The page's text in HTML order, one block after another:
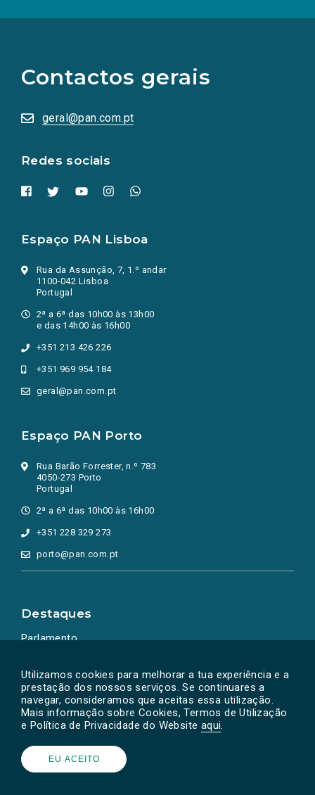
Utilizamos cookies para melhorar a tua experiência e a
prestação dos nossos serviços. Se continuares a
navegar, consideramos que aceitas essa utilização.
Mais informação sobre Cookies, Termos de Utilização
e Política de Privacidade do Website aqui.
EU ACEITO
Contactos gerais
geral@pan.com.pt
Redes sociais
redes
sociais
numa
nova
Espaço PAN Lisboa
Rua da Assunção, 7, 1.º andar
1100-042 Lisboa
Portugal
2ª a 6ª das 10h00 às 13h00
e das 14h00 às 16h00
+351 213 426 226
+351 969 954 184
geral@pan.com.pt
Espaço PAN Porto
Rua Barão Forrester, n.º 783
4050-273 Porto
Portugal
2ª a 6ª das 10h00 às 16h00
+351 228 329 273
porto@pan.com.pt
Destaques
Parlamento
Powered by © PAN 2026